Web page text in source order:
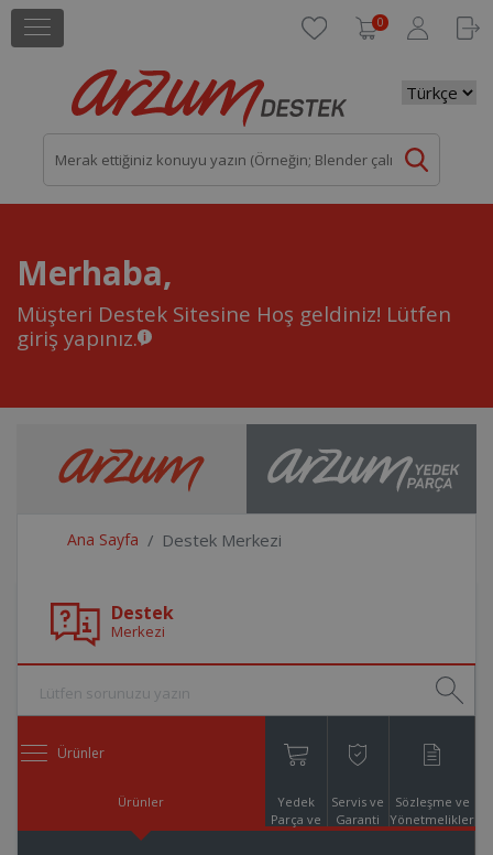
0
Merhaba,
Müşteri Destek Sitesine Hoş geldiniz! Lütfen
giriş yapınız.
Ana Sayfa Destek Merkezi
Destek
Merkezi
Ürünler
Ürünler
Yedek
Parça ve
Servis ve
Garanti
Sözleşme ve
Yönetmelikler